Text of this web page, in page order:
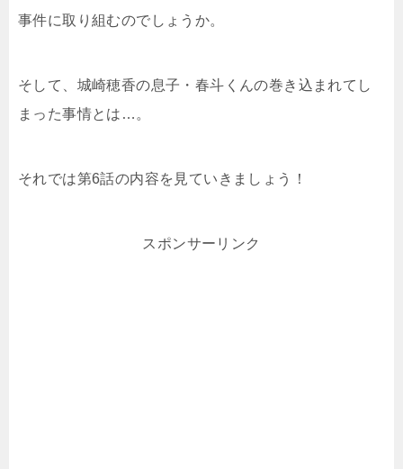
事件に取り組むのでしょうか。
そして、城崎穂香の息子・春斗くんの巻き込まれてし
まった事情とは…。
それでは第6話の内容を見ていきましょう！
スポンサーリンク